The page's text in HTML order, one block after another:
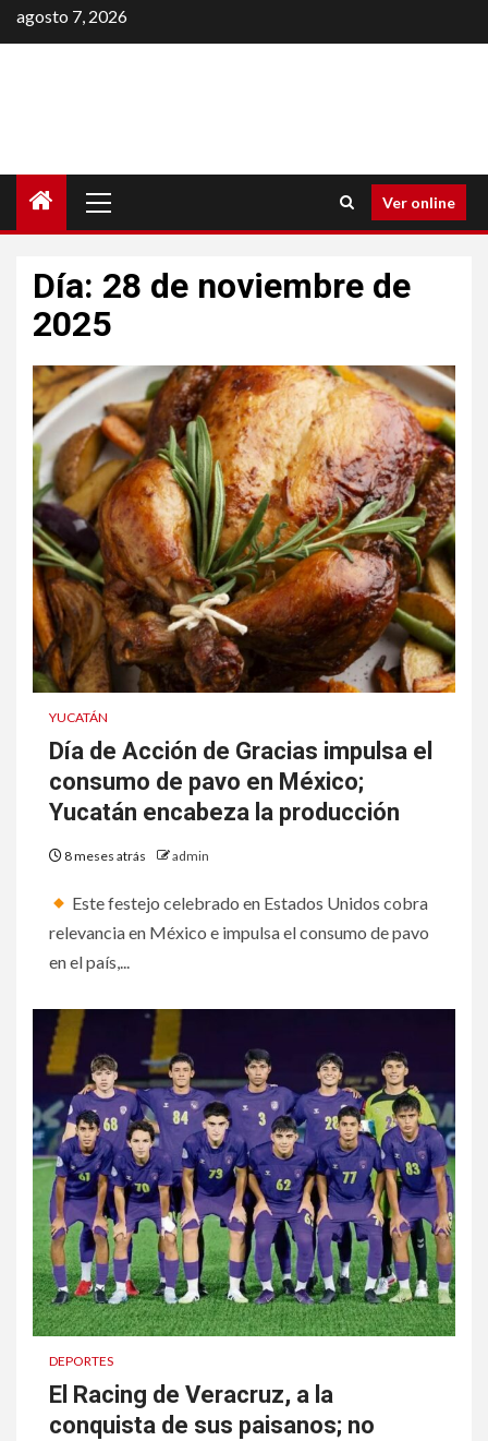
Saltar
al
agosto 7, 2026
principal
Ver online
Día: 28 de noviembre de
2025
YUCATÁN
Día de Acción de Gracias impulsa el
consumo de pavo en México;
Yucatán encabeza la producción
8 meses atrás admin
Este festejo celebrado en Estados Unidos cobra
relevancia en México e impulsa el consumo de pavo
en el país,...
DEPORTES
El Racing de Veracruz, a la
conquista de sus paisanos; no